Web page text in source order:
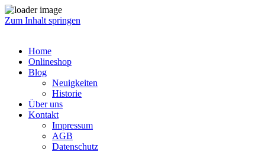
Zum Inhalt springen
Home
Onlineshop
Blog
Neuigkeiten
Historie
Über uns
Kontakt
Impressum
AGB
Datenschutz